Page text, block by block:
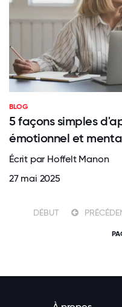
BLOG
5 façons simples
émotionnel et
Écrit par Hoffelt Manon
27 mai 2025
DÉBUT